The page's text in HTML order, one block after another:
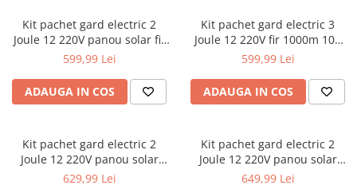
Kit pachet gard electric 2
Joule 12 220V panou solar fir
250m 25 izolatori + accesorii
599,99 Lei
ADAUGA IN COS
Kit pachet gard electric 3
Joule 12 220V fir 1000m 100
izolatori + accesorii (BK87634-
599,99 Lei
ADAUGA IN COS
Kit pachet gard electric 2
Joule 12 220V panou solar
baterie 18ah 250m (BK92717-
629,99 Lei
Kit pachet gard electric 2
Joule 12 220V panou solar
baterie 7ah 1000m (BK92717-
649,99 Lei